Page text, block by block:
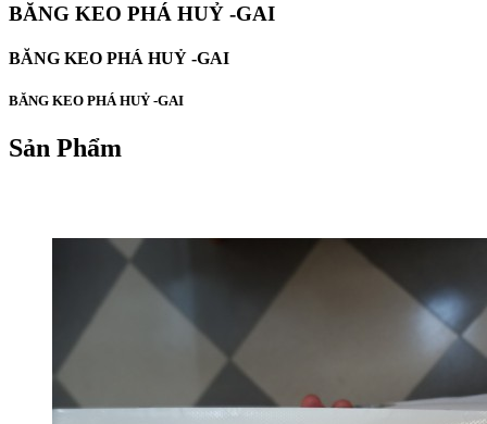
BĂNG KEO PHÁ HUỶ -GAI
BĂNG KEO PHÁ HUỶ -GAI
BĂNG KEO PHÁ HUỶ -GAI
Sản Phẩm